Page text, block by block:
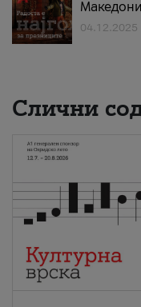
04.12.2025
Слични